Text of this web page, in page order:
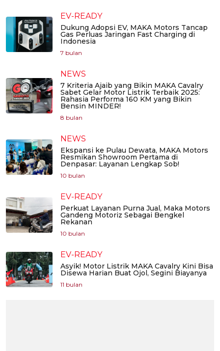
EV-READY
Dukung Adopsi EV, MAKA Motors Tancap
Gas Perluas Jaringan Fast Charging di
Indonesia
7 bulan
NEWS
7 Kriteria Ajaib yang Bikin MAKA Cavalry
Sabet Gelar Motor Listrik Terbaik 2025:
Rahasia Performa 160 KM yang Bikin
Bensin MINDER!
8 bulan
NEWS
Ekspansi ke Pulau Dewata, MAKA Motors
Resmikan Showroom Pertama di
Denpasar: Layanan Lengkap Sob!
10 bulan
EV-READY
Perkuat Layanan Purna Jual, Maka Motors
Gandeng Motoriz Sebagai Bengkel
Rekanan
10 bulan
EV-READY
Asyik! Motor Listrik MAKA Cavalry Kini Bisa
Disewa Harian Buat Ojol, Segini Biayanya
11 bulan